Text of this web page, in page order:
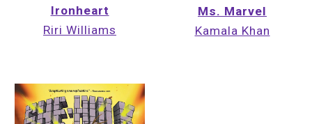
Ironheart
Riri Williams
Ms. Marvel
Kamala Khan